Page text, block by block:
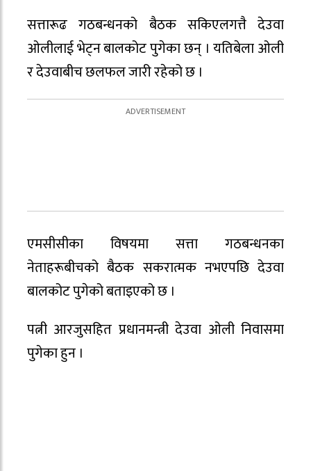
सत्तारूढ गठबन्धनको बैठक सकिएलगत्तै देउवा
ओलीलाई भेट्न बालकोट पुगेका छन् । यतिबेला ओली
र देउवाबीच छलफल जारी रहेको छ ।
एमसीसीका विषयमा सत्ता गठबन्धनका
नेताहरूबीचको बैठक सकरात्मक नभएपछि देउवा
बालकोट पुगेको बताइएको छ ।
पत्नी आरजुसहित प्रधानमन्त्री देउवा ओली निवासमा
पुगेका हुन ।